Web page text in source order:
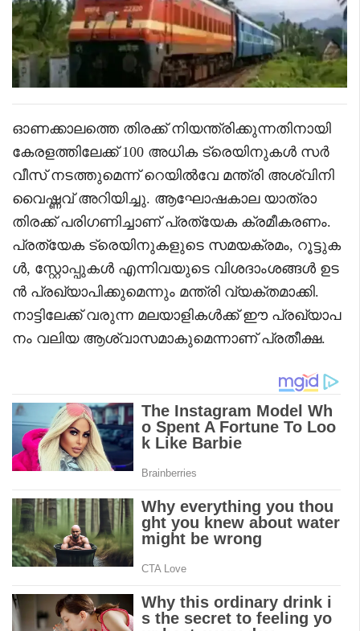
ഓണക്കാലത്തെ തിരക്ക് നിയന്ത്രിക്കുന്നതിനായി
കേരളത്തിലേക്ക് 100 അധിക ട്രെയിനുകൾ സർ
വീസ് നടത്തുമെന്ന് റെയിൽവേ മന്ത്രി അശ്വിനി
വൈഷ്ണവ് അറിയിച്ചു. ആഘോഷകാല യാത്രാ
തിരക്ക് പരിഗണിച്ചാണ് പ്രത്യേക ക്രമീകരണം.
പ്രത്യേക ട്രെയിനുകളുടെ സമയക്രമം, റൂട്ടുക
ൾ, സ്റ്റോപ്പുകൾ എന്നിവയുടെ വിശദാംശങ്ങൾ ഉട
ൻ പ്രഖ്യാപിക്കുമെന്നും മന്ത്രി വ്യക്തമാക്കി.
നാട്ടിലേക്ക് വരുന്ന മലയാളികൾക്ക് ഈ പ്രഖ്യാപ
നം വലിയ ആശ്വാസമാകുമെന്നാണ് പ്രതീക്ഷ.